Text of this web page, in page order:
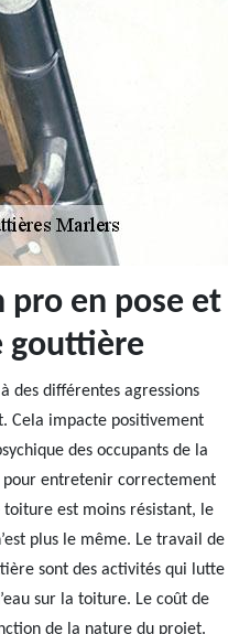
en pose et
gouttière
des différentes agressions
Cela impacte positivement
des occupants de la
entretenir correctement
toiture est moins résistant, le
plus le même. Le travail de
sont des activités qui lutte
sur la toiture. Le coût de
de la nature du projet.